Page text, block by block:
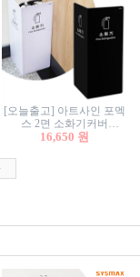
[오늘출고] 아트사인 포멕
스 2면 소화기커버
1470/1471/소화기커버/소
함/소화기거치대/소화기
16,650 원